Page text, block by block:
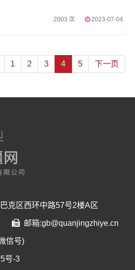
2003 次 2023-07-04
1 2 3 4 5 下一页
克区西环中路57号2楼A区
邮箱:gb@quanjingzhiye.cn
信号)
号-3